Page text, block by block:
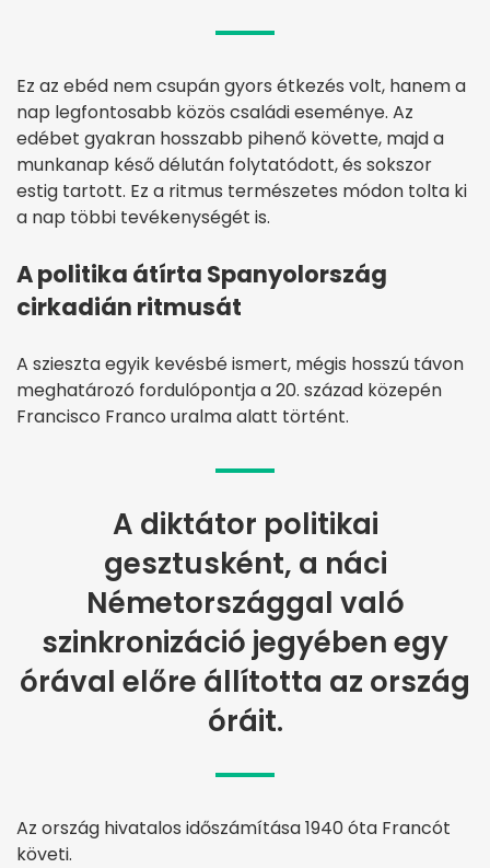
Ez az ebéd nem csupán gyors étkezés volt, hanem a
nap legfontosabb közös családi eseménye. Az
edébet gyakran hosszabb pihenő követte, majd a
munkanap késő délután folytatódott, és sokszor
estig tartott. Ez a ritmus természetes módon tolta ki
a nap többi tevékenységét is.
A politika átírta Spanyolország
cirkadián ritmusát
A szieszta egyik kevésbé ismert, mégis hosszú távon
meghatározó fordulópontja a 20. század közepén
Francisco Franco uralma alatt történt.
A diktátor politikai
gesztusként, a náci
Németországgal való
szinkronizáció jegyében egy
órával előre állította az ország
óráit.
Az ország hivatalos időszámítása 1940 óta Francót
követi.